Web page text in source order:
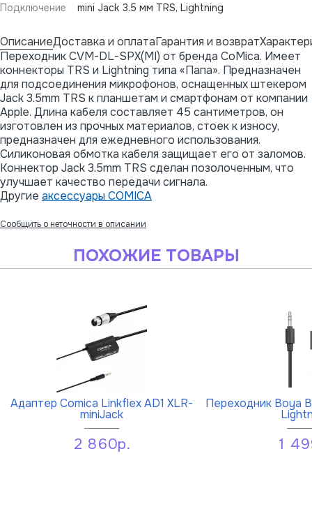
Подключение mini Jack 3.5 мм TRS, Lightning
ОписаниеДоставка и оплатаГарантия и возврат
Переходник CVM-DL-SPX(MI) от бренда CoMica. Имеет
коннекторы TRS и Lightning типа «Папа». Предназначен
для подсоединения микрофонов, оснащенных штекером
Jack 3.5mm TRS к планшетам и смартфонам от компании
Apple. Длина кабеля составляет 45 сантиметров, он
изготовлен из прочных материалов, стоек к износу,
предназначен для ежедневного использования.
Силиконовая обмотка кабеля защищает его от заломов.
Коннектор Jack 3.5mm TRS сделан позолоченным, что
улучшает качество передачи сигнала.
Другие аксессуары COMICA
Сообщить о неточности в описании
ПОХОЖИЕ ТОВАРЫ
Адаптер Comica Linkflex AD1 XLR-
miniJack
2 860р.
Переходник Boya
1